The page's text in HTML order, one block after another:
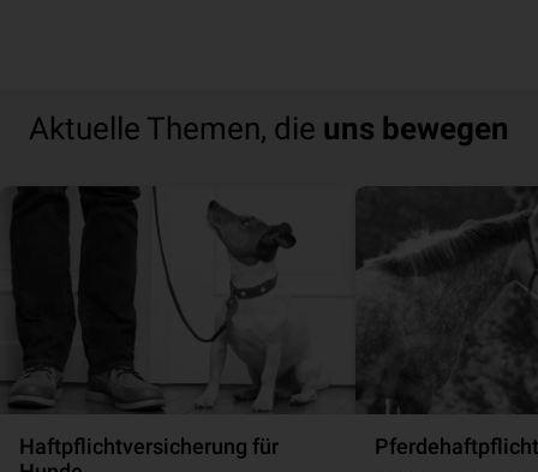
Aktuelle Themen, die uns bewegen
Haft­pflicht­ver­si­che­rung für
Pferde­haft­pflicht